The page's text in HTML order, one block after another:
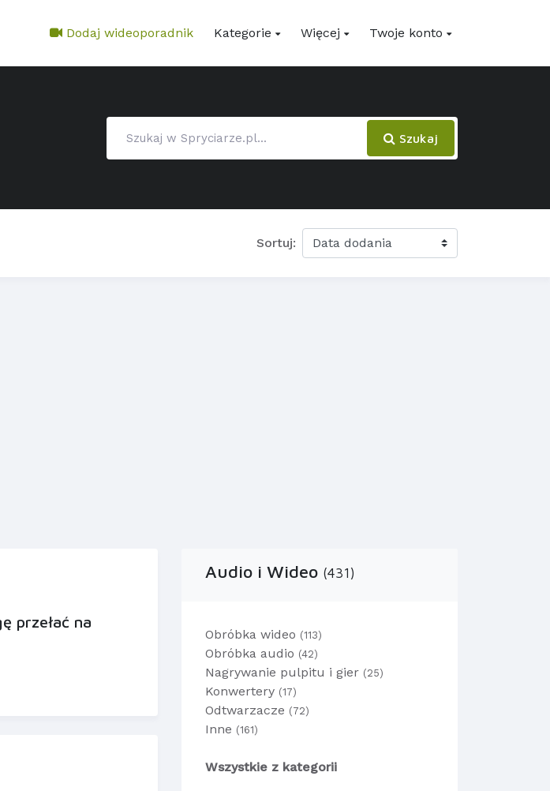
Dodaj wideoporadnik Kategorie Więcej Twoje konto
Szukaj
Sortuj:
przełać na
Audio i Wideo (431)
Obróbka wideo (113)
Obróbka audio (42)
Nagrywanie pulpitu i gier (25)
Konwertery (17)
Odtwarzacze (72)
Inne (161)
Wszystkie z kategorii